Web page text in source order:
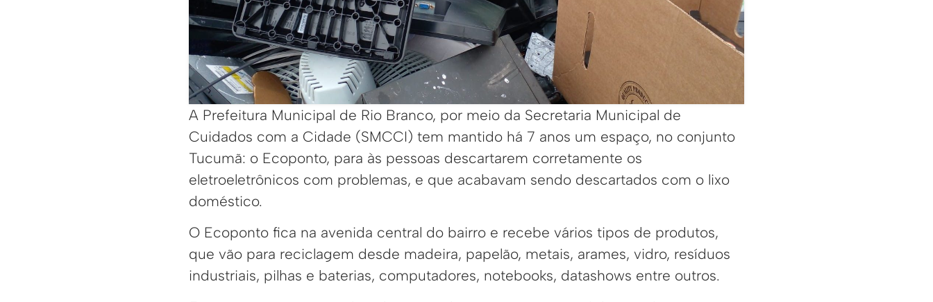
A Prefeitura Municipal de Rio Branco, por meio da Secretaria Municipal de
Cuidados com a Cidade (SMCCI) tem mantido há 7 anos um espaço, no conjunto
Tucumã: o Ecoponto, para às pessoas descartarem corretamente os
eletroeletrônicos com problemas, e que acabavam sendo descartados com o lixo
doméstico.
O Ecoponto fica na avenida central do bairro e recebe vários tipos de produtos,
que vão para reciclagem desde madeira, papelão, metais, arames, vidro, resíduos
industriais, pilhas e baterias, computadores, notebooks, datashows entre outros.